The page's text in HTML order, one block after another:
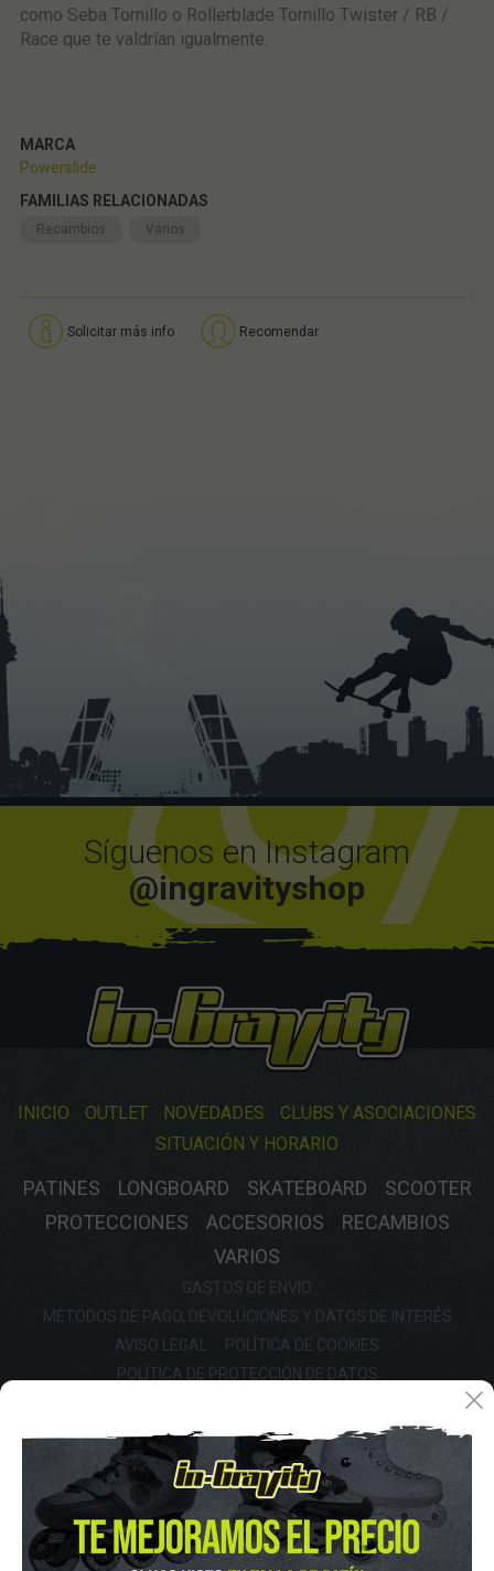
como Seba Tornillo o Rollerblade Tornillo Twister / RB /
Race que te valdrían igualmente.
MARCA
Powerslide
FAMILIAS RELACIONADAS
Recambios Varios
Solicitar más info Recomendar
Síguenos en Instagram
@ingravityshop
INICIO OUTLET NOVEDADES
CLUBS Y ASOCIACIONES
SITUACIÓN Y HORARIO
PATINES LONGBOARD SKATEBOARD
SCOOTER
PROTECCIONES
ACCESORIOS
RECAMBIOS
VARIOS
GASTOS DE ENVIO
MÉTODOS DE PAGO, DEVOLUCIONES Y DATOS DE INTERÉS
AVISO LEGAL
POLÍTICA DE COOKIES
POLÍTICA DE PROTECCIÓN DE DATOS
FINANCIA CON: